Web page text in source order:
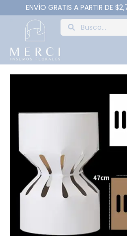
ENVÍO GRATIS A PARTIR DE